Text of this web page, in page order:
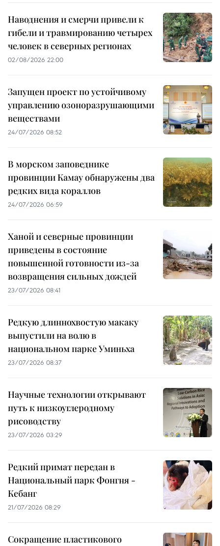
Наводнения и смерчи привели к
гибели и травмированию четырех
человек в северных регионах
02/08/2026 22:00
Запущен проект по устойчивому
управлению озоноразрушающими
веществами
24/07/2026 08:52
В морском заповеднике
провинции Камау обнаружены два
редких вида кораллов
24/07/2026 06:59
Ханой и северные провинции
приведены в состояние
повышенной готовности из-за
возвращения сильных дождей
23/07/2026 08:41
Редкую длиннохвостую макаку
выпустили на волю в
национальном парке Уминьха
23/07/2026 08:37
Научные технологии открывают
путь к низкоуглеродному
рисоводству
23/07/2026 03:29
Редкий примат передан в
Национальный парк Фонгня -
Кебанг
21/07/2026 08:29
Сокращение пластикового